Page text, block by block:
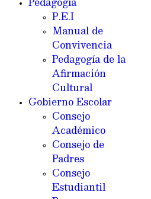
P.E.I
Manual de
Convivencia
Pedagogía de la
Afirmación
Cultural
Gobierno Escolar
Consejo
Académico
Consejo de
Padres
Consejo
Estudiantil